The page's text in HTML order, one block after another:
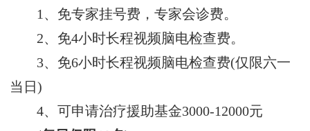
1、免专家挂号费，专家会诊费。
2、免4小时长程视频脑电检查费。
3、免6小时长程视频脑电检查费(仅限六一
当日)
4、可申请治疗援助基金3000-12000元